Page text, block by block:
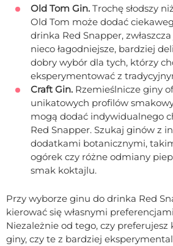
Old Tom Gin. Trochę słodszy
Old Tom może dodać
drinka Red Snapper,
nieco łagodniejsze, bardziej
dobry wybór dla tych, którzy
eksperymentować z
Craft Gin. Rzemieślnicze giny
unikatowych profilów
mogą dodać indywidualnego
Red Snapper. Szukaj ginów z
dodatkami botanicznymi,
ogórek czy różne odmiany
smak koktajlu.
Przy wyborze ginu do drinka Red
kierować się własnymi
Niezależnie od tego, czy preferujesz
giny, czy te z bardziej